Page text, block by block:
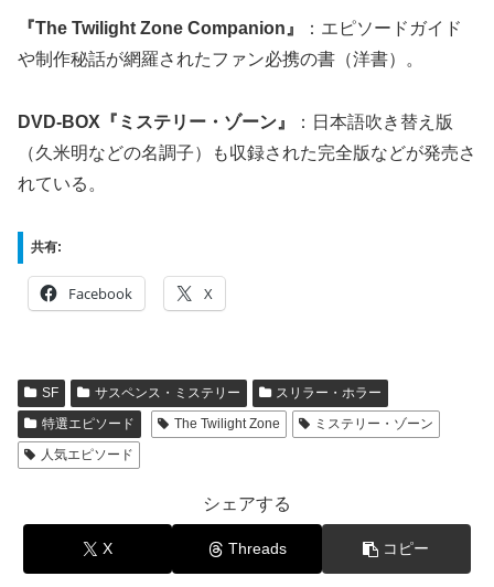
『The Twilight Zone Companion』
：エピソードガイド
や制作秘話が網羅されたファン必携の書（洋書）。
DVD-BOX『ミステリー・ゾーン』
：日本語吹き替え版
（久米明などの名調子）も収録された完全版などが発売さ
れている。
共有:
Facebook X
SF サスペンス・ミステリー
スリラー・ホラー
特選エピソード
The Twilight Zone
ミステリー・ゾーン
人気エピソード
シェアする
X Threads コピー